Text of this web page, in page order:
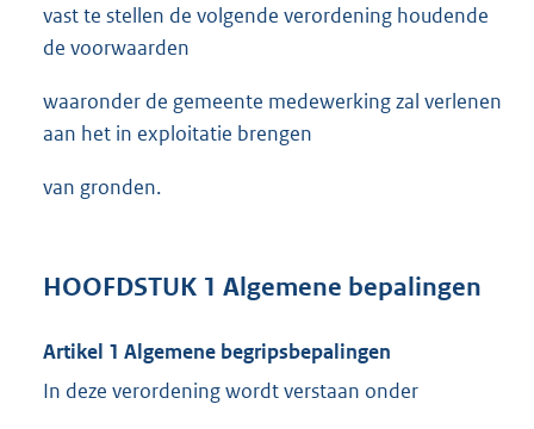
vast te stellen de volgende verordening houdende
de voorwaarden
waaronder de gemeente medewerking zal verlenen
aan het in exploitatie brengen
van gronden.
HOOFDSTUK 1 Algemene bepalingen
Artikel 1 Algemene begripsbepalingen
In deze verordening wordt verstaan onder